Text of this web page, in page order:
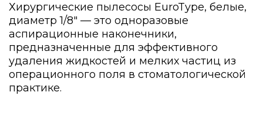
Хирургические пылесосы EuroType, белые,
диаметр 1/8" — это одноразовые
аспирационные наконечники,
предназначенные для эффективного
удаления жидкостей и мелких частиц из
операционного поля в стоматологической
практике.